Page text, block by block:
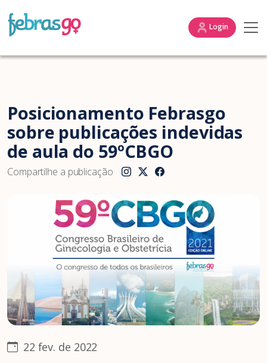
Login
Posicionamento Febrasgo
sobre publicações indevidas
de aula do 59ºCBGO
Compartilhe a publicação
22 fev. de 2022